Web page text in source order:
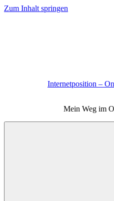
Zum Inhalt springen
Internetposition –
Mein Weg im